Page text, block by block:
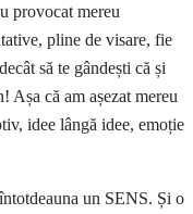
provocat mereu
pline de visare, fie
să te gândești că și
Așa că am așezat mereu
idee lângă idee, emoție
un SENS. Și o